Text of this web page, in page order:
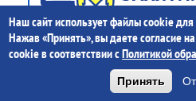
Наш сайт использует файлы cookie для
Нажав «Принять», вы даете согласие
cookie в соответствии сПолитикой
Принять